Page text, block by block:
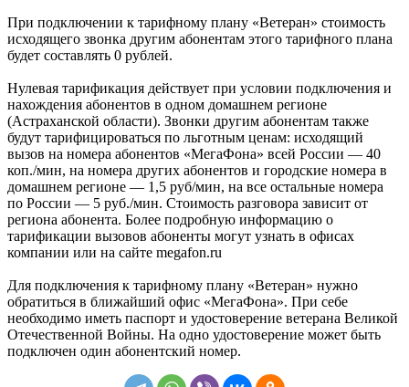
При подключении к тарифному плану «Ветеран» стоимость
исходящего звонка другим абонентам этого тарифного плана
будет составлять 0 рублей.
Нулевая тарификация действует при условии подключения и
нахождения абонентов в одном домашнем регионе
(Астраханской области). Звонки другим абонентам также
будут тарифицироваться по льготным ценам: исходящий
вызов на номера абонентов «МегаФона» всей России — 40
коп./мин, на номера других абонентов и городские номера в
домашнем регионе — 1,5 руб/мин, на все остальные номера
по России — 5 руб./мин. Стоимость разговора зависит от
региона абонента. Более подробную информацию о
тарификации вызовов абоненты могут узнать в офисах
компании или на сайте megafon.ru
Для подключения к тарифному плану «Ветеран» нужно
обратиться в ближайший офис «МегаФона». При себе
необходимо иметь паспорт и удостоверение ветерана Великой
Отечественной Войны. На одно удостоверение может быть
подключен один абонентский номер.